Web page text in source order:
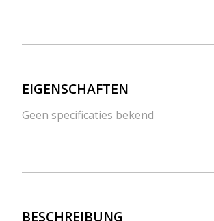
EIGENSCHAFTEN
Geen specificaties bekend
BESCHREIBUNG